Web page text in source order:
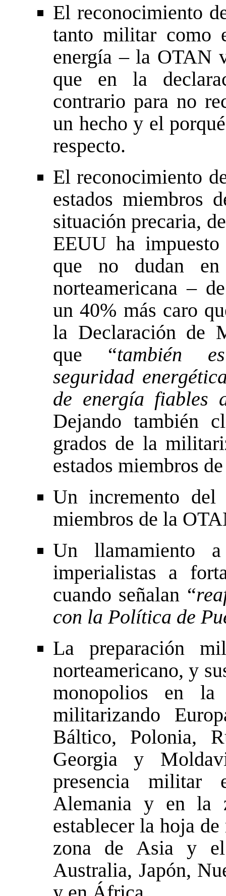
El reconocimiento
tanto militar como
energía – la OTAN
que en la
contrario para no
un hecho y el
respecto.
El reconocimiento
estados miembros
situación precaria,
EEUU ha
que no dudan en
norteamericana –
un 40% más caro
la Declaración de
que “también
seguridad
de energía fiables
Dejando también
grados de la
estados miembros
Un incremento
miembros de la
Un llamamiento
imperialistas a
cuando señalan “
con la Política de
La preparación
norteamericano, y
monopolios en la
militarizando
Báltico, Polonia,
Georgia y
presencia
Alemania y en la
establecer la hoja
zona de Asia y
Australia, Japón,